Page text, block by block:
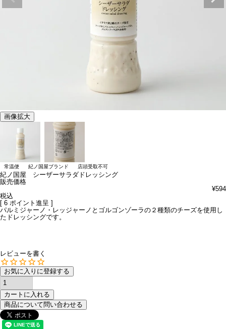
画像拡大
常温便 紀ノ国屋ブランド 店頭受取不可
紀ノ国屋 シーザーサラダドレッシング
販売価格
¥594
税込
[ 6 ポイント進呈 ]
パルミジャーノ・レッジャーノとゴルゴンゾーラの２種類のチーズを使用し
たドレッシングです。
レビューを書く
お気に入りに登録する
カートに入れる
商品について問い合わせる